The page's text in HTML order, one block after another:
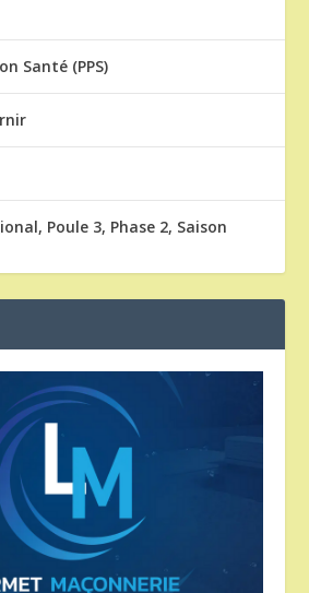
Santé (PPS)
Poule 3, Phase 2, Saison